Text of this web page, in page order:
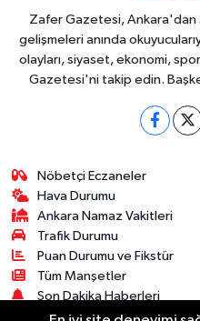
Zafer Gazetesi, Ankara'dan
gelişmeleri anında
olayları, siyaset, ekonomi,
Gazetesi'ni takip edin.
Nöbetçi Eczaneler
Hava Durumu
Ankara Namaz Vakitleri
Trafik Durumu
Puan Durumu ve Fikstür
Tüm Manşetler
Son Dakika Haberleri
Haber Arşivi